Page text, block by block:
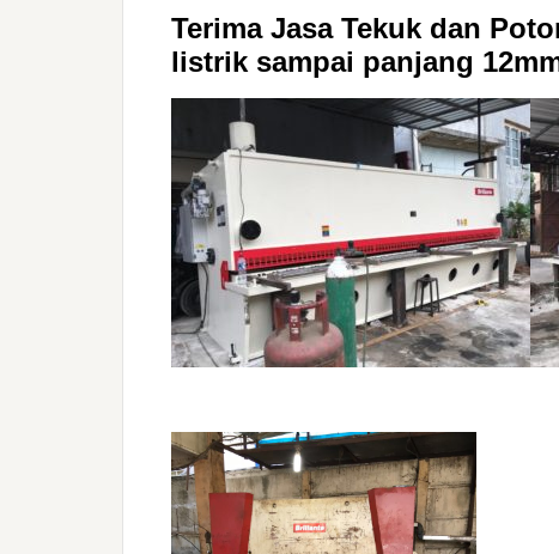
Terima Jasa Tekuk dan
listrik sampai panjang